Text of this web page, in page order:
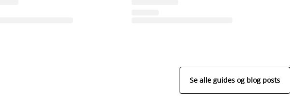
Se alle guides og blog posts